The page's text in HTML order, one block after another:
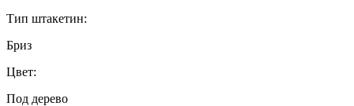
Тип штакетин:
Бриз
Цвет:
Под дерево